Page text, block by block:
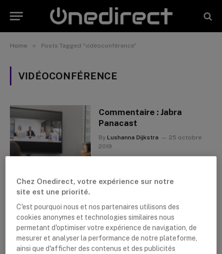
Home » Posts Tagged "vidéoconférence"
VIDÉOCONFÉRENCE
Commentaire : Jabra
Panacast
By Lushanna Dijkstra
25 octobre
2019
Chez Onedirect, votre expérience sur notre
site est une priorité.
C'est pourquoi nous et nos partenaires utilisons des
cookies anonymes et technologies similaires nous
permetant d'optimiser votre expérience de navigation, de
mesurer et analyser la performance de notre plateforme,
ainsi que d'afficher des contenus et des publicités